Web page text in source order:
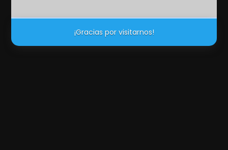
¡Gracias por visitarnos!